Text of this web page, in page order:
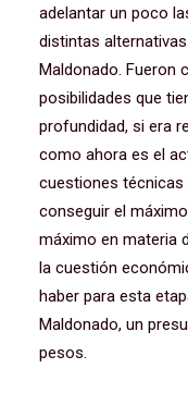
adelantar un poco
distintas
Maldonado. Fueron
posibilidades que
profundidad, si era
como ahora es el
cuestiones técnicas
conseguir el
máximo en materia
la cuestión
haber para esta
Maldonado, un
pesos.